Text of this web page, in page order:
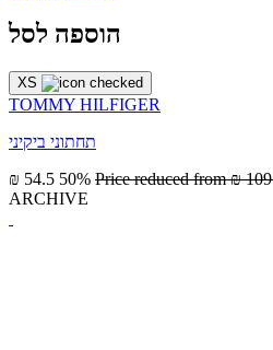
הוספה לסל
XS
TOMMY HILFIGER
תחתוני ביקיני
₪ 54.5 50% Price reduced from₪ 109
ARCHIVE